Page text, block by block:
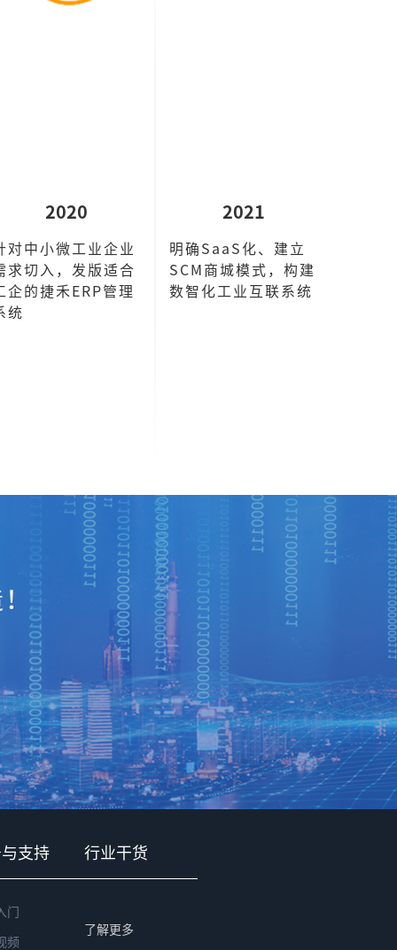
2020
对中小微工业企业
求切入，发版适合
企的捷禾ERP管理
统
2021
明确SaaS化、建立
SCM商城模式，构建
数智化工业互联系统
！
支持
门
频
行业干货
了解更多